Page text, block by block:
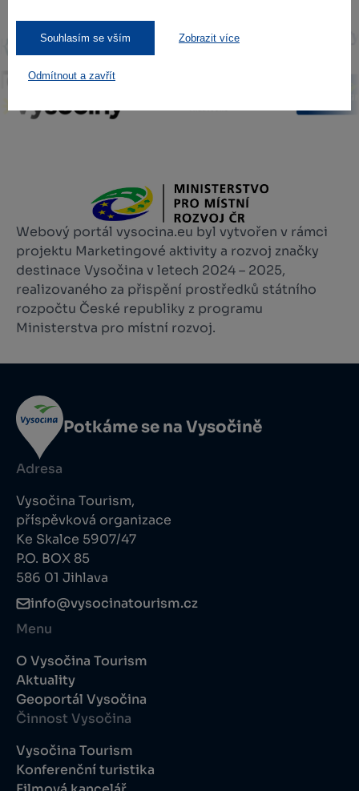
Souhlasím se vším Zobrazit více
Odmítnout a zavřít
Webový portál vysocina.eu byl vytvořen v rámci
projektu Marketingové aktivity a rozvoj značky
destinace Vysočina v letech 2024 – 2025,
realizovaného za přispění prostředků státního
rozpočtu České republiky z programu
Ministerstva pro místní rozvoj.
Potkáme se na Vysočině
Adresa
Vysočina Tourism,
příspěvková organizace
Ke Skalce 5907/47
P.O. BOX 85
586 01 Jihlava
info@vysocinatourism.cz
Menu
O Vysočina Tourism
Aktuality
Geoportál Vysočina
Činnost Vysočina
Vysočina Tourism
Konferenční turistika